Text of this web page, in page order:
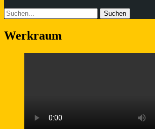
Suchen
Suche
nach:
Werkraum